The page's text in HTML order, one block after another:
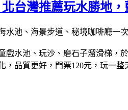
台灣推薦玩水勝地
戲水池、玩沙、磨石子溜滑梯，
品質更好，門票120元，玩一整